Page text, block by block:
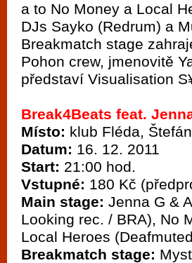
a to No Money a Local
DJs Sayko (Redrum) a
Breakmatch stage
Pohon crew, jmenovitě
představí Visualisation
Break4Beats feat.
Místo: klub Fléda,
Datum: 16. 12. 2011
Start: 21:00 hod.
Vstupné: 180 Kč
Main stage: Jenna G &
Looking rec. / BRA), No
Local Heroes
Breakmatch stage: